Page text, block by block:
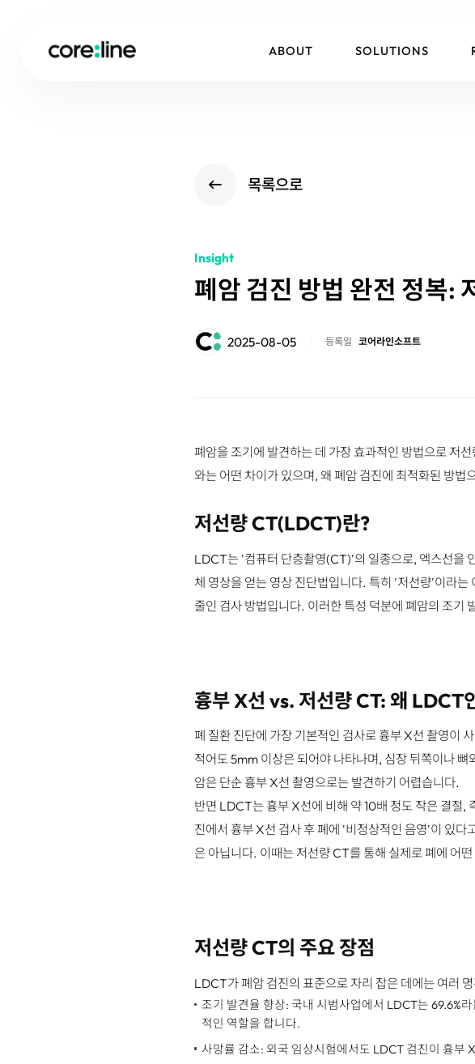
ABOUT SOLUTIONS
목록으로
Insight
폐암 검진 방법 완전 정복:
2025-08-05 등록일 코어라인소프트
폐암을 조기에 발견하는 데 가장 효과적인 방법으로 저
와는 어떤 차이가 있으며, 왜 폐암 검진에 최적화된 방법
저선량 CT(LDCT)란?
LDCT는 '컴퓨터 단층촬영(CT)'의 일종으로, 엑스선을
체 영상을 얻는 영상 진단법입니다. 특히 '저선량'이라
줄인 검사 방법입니다. 이러한 특성 덕분에 폐암의 조기
흉부 X선 vs. 저선량 CT: 왜 LDCT
폐 질환 진단에 가장 기본적인 검사로 흉부 X선 촬영이
적어도 5mm 이상은 되어야 나타나며, 심장 뒤쪽이나
암은 단순 흉부 X선 촬영으로는 발견하기 어렵습니다.
반면 LDCT는 흉부 X선에 비해 약 10배 정도 작은 결절,
진에서 흉부 X선 검사 후 폐에 '비정상적인 음영'이 있다
은 아닙니다. 이때는 저선량 CT를 통해 실제로 폐에 어
저선량 CT의 주요 장점
LDCT가 폐암 검진의 표준으로 자리 잡은 데에는 여러
조기 발견율 향상: 국내 시범사업에서 LDCT는 69.6%
적인 역할을 합니다.
사망률 감소: 외국 임상시험에서도 LDCT 검진이 흉부